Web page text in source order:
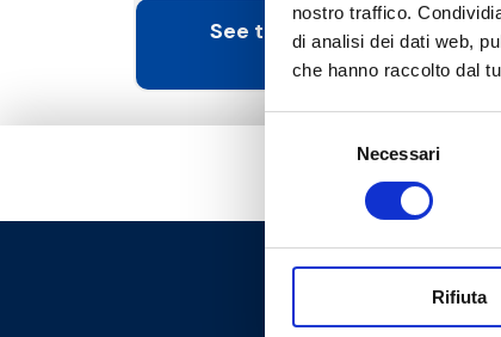
nostro traffico.
di analisi dei dati web,
che hanno raccolto dal
Selezione
Necessari
Rifiuta
See the products in this
category